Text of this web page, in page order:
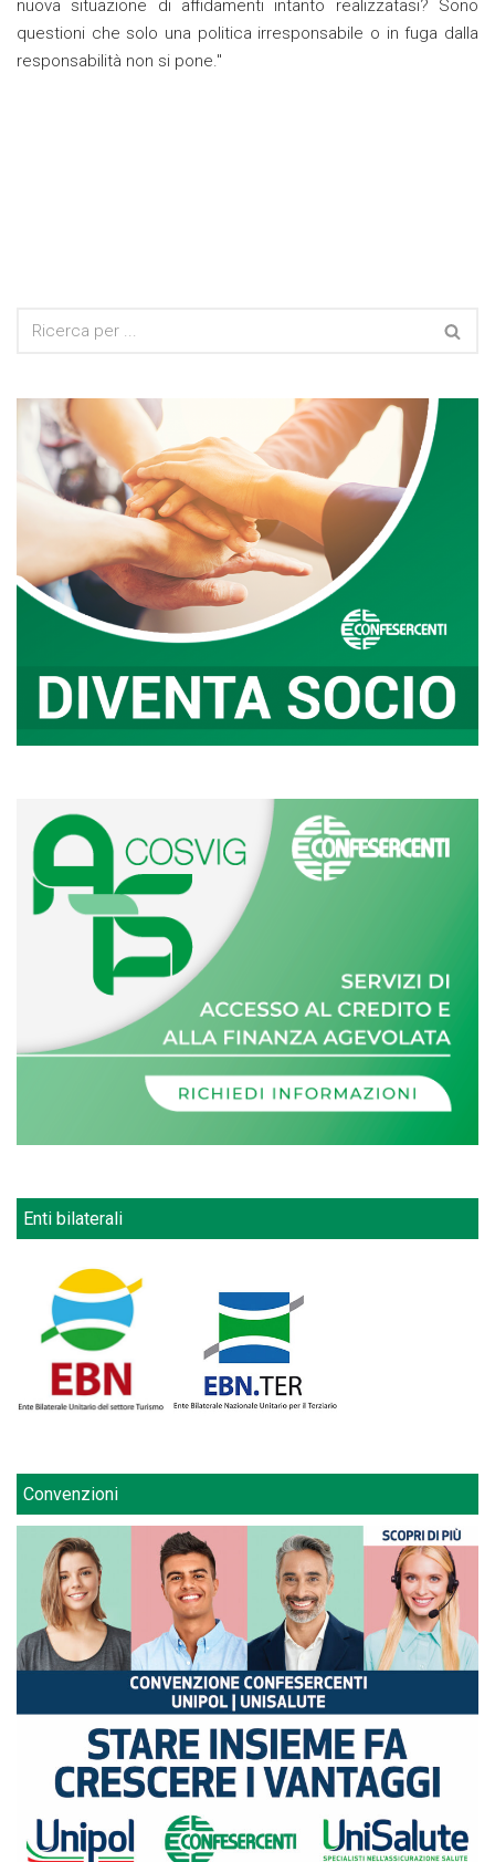
nuova situazione di affidamenti intanto realizzatasi? Sono
questioni che solo una politica irresponsabile o in fuga dalla
responsabilità non si pone."
Enti bilaterali
Convenzioni